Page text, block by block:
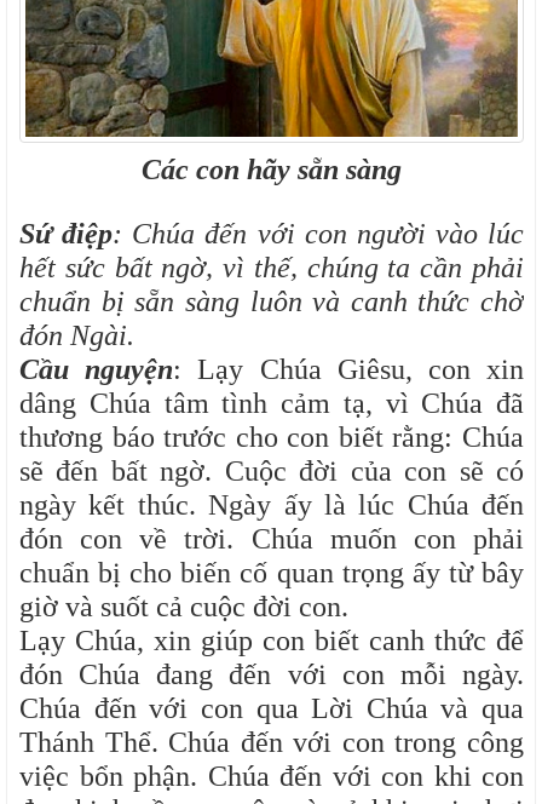
Các con hãy sẵn sàng
Sứ điệp: Chúa đến với con người vào lúc
hết sức bất ngờ, vì thế, chúng ta cần phải
chuẩn bị sẵn sàng luôn và canh thức chờ
đón Ngài.
Cầu nguyện: Lạy Chúa Giêsu, con xin
dâng Chúa tâm tình cảm tạ, vì Chúa đã
thương báo trước cho con biết rằng: Chúa
sẽ đến bất ngờ. Cuộc đời của con sẽ có
ngày kết thúc. Ngày ấy là lúc Chúa đến
đón con về trời. Chúa muốn con phải
chuẩn bị cho biến cố quan trọng ấy từ bây
giờ và suốt cả cuộc đời con.
Lạy Chúa, xin giúp con biết canh thức để
đón Chúa đang đến với con mỗi ngày.
Chúa đến với con qua Lời Chúa và qua
Thánh Thể. Chúa đến với con trong công
việc bổn phận. Chúa đến với con khi con